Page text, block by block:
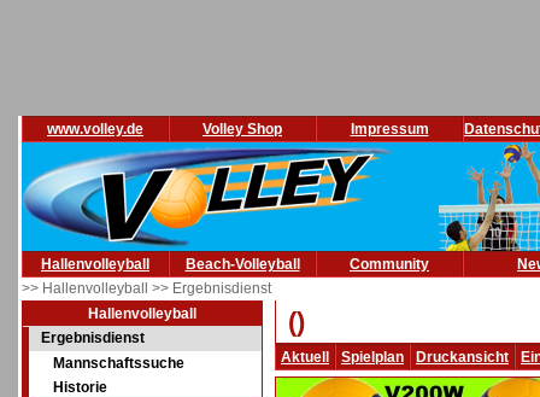
www.volley.de Volley Shop Impressum
Hallenvolleyball Beach-Volleyball Community
>> Hallenvolleyball >> Ergebnisdienst
Hallenvolleyball
Ergebnisdienst
Mannschaftssuche
Historie
()
Aktuell Spielplan Druckansicht